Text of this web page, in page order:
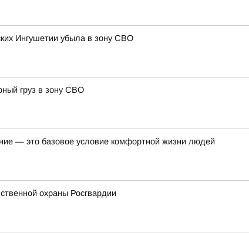
Ингушетии убыла в зону СВО
груз в зону СВО
— это базовое условие комфортной жизни людей
охраны Росгвардии